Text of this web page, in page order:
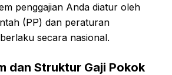
penggajian Anda diatur oleh
(PP) dan peraturan
secara nasional.
dan Struktur Gaji Pokok